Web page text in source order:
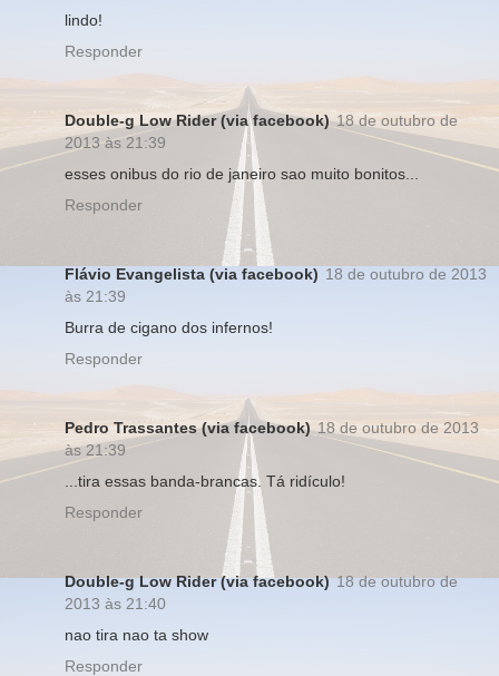
lindo!
Responder
Double-g Low Rider (via facebook) 18 de outubro de
2013 às 21:39
esses onibus do rio de janeiro sao muito bonitos...
Responder
Flávio Evangelista (via facebook) 18 de outubro de 2013
às 21:39
Burra de cigano dos infernos!
Responder
Pedro Trassantes (via facebook) 18 de outubro de 2013
às 21:39
...tira essas banda-brancas. Tá ridículo!
Responder
Double-g Low Rider (via facebook) 18 de outubro de
2013 às 21:40
nao tira nao ta show
Responder